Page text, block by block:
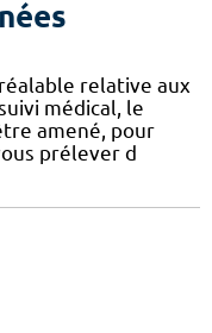
relative aux
médical, le
amené, pour
prélever d